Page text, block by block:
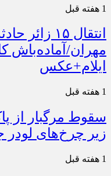
1 هفته قبل
انتقال ۱۵
مهران/آماده‌باش
ایلام+عکس
1 هفته قبل
سقوط مرگبار از
زیر چرخ‌های لودر
1 هفته قبل